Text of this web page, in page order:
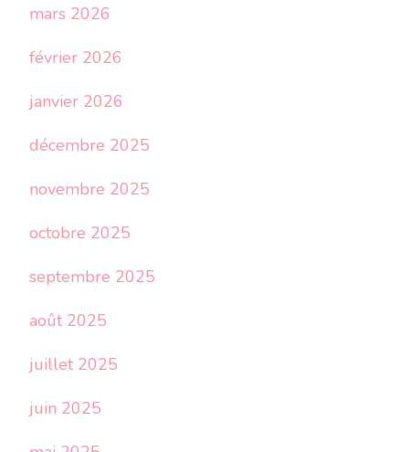
mars 2026
février 2026
janvier 2026
décembre 2025
novembre 2025
octobre 2025
septembre 2025
août 2025
juillet 2025
juin 2025